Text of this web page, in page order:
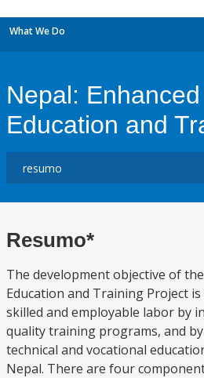
What We Do
Nepal:
Education and
Resumo*
The development objective of
Education and Training Project
skilled and employable labor by
quality training programs, and
technical and vocational
Nepal. There are four